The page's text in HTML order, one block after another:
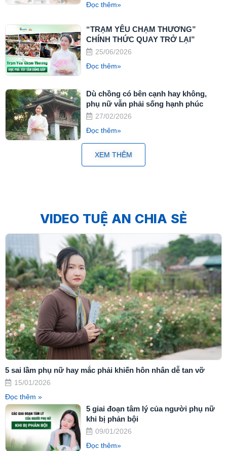
Đọc thêm»
“TRẠM YÊU CHẠM THƯƠNG”
CHÍNH THỨC QUAY TRỞ LẠI”
25/06/2026
Đọc thêm»
Dù chồng có bên cạnh hay không,
phụ nữ vẫn phải sống hạnh phúc
27/02/2026
Đọc thêm»
XEM THÊM
VIDEO TUỆ AN CHIA SẺ
5 sai lầm phụ nữ hay mắc phải khiến hôn nhân dễ tan vỡ
15/01/2026
Đọc thêm »
5 giai đoạn tâm lý của người phụ nữ
khi bị phản bội
09/01/2026
Đọc thêm»